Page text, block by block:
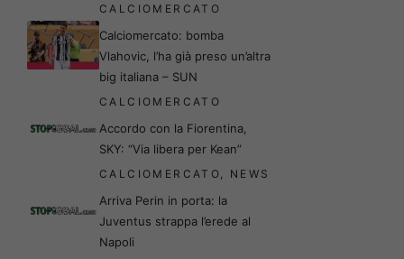
CALCIOMERCATO
Calciomercato: bomba
Vlahovic, l’ha già preso un’altra
big italiana – SUN
CALCIOMERCATO
Accordo con la Fiorentina,
SKY: “Via libera per Kean”
CALCIOMERCATO NEWS
Arriva Perin in porta: la
Juventus strappa l’erede al
Napoli